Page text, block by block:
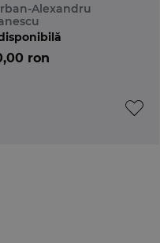
Alexandru
ron